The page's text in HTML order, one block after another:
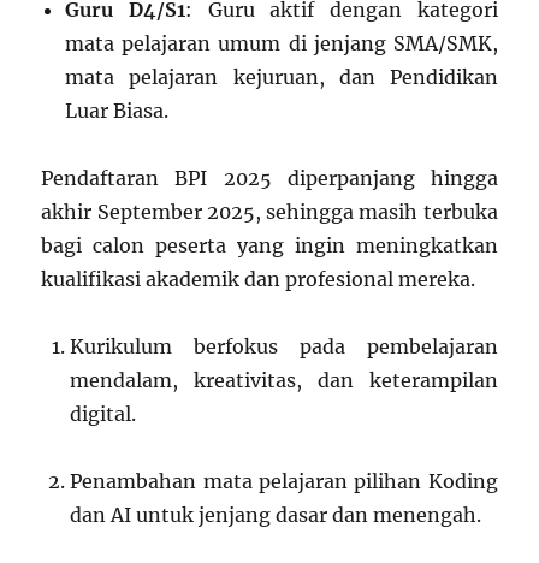
Guru D4/S1: Guru aktif dengan kategori
mata pelajaran umum di jenjang SMA/SMK,
mata pelajaran kejuruan, dan Pendidikan
Luar Biasa.
Pendaftaran BPI 2025 diperpanjang hingga
akhir September 2025, sehingga masih terbuka
bagi calon peserta yang ingin meningkatkan
kualifikasi akademik dan profesional mereka.
Kurikulum berfokus pada pembelajaran
mendalam, kreativitas, dan keterampilan
digital.
Penambahan mata pelajaran pilihan Koding
dan AI untuk jenjang dasar dan menengah.